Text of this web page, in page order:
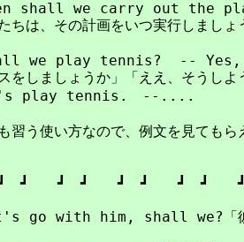
shall we carry out the
その計画をいつ実行しましょ
we play tennis?  --
ましょうか」「ええ、そうしよ
tennis.　--....
う使い方なので、例文を見てもら
　┛　　┛　┛　　┛　┛　　┛
with him, shall we?「彼に